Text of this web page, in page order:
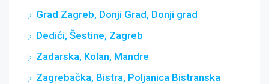
Grad Zagreb, Donji Grad, Donji grad
Dedići, Šestine, Zagreb
Zadarska, Kolan, Mandre
Zagrebačka, Bistra, Poljanica Bistranska